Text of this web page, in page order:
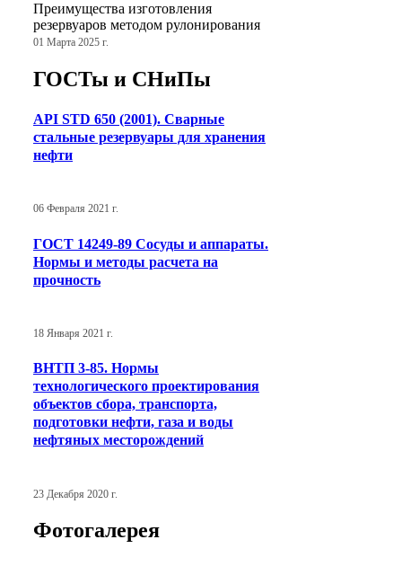
Преимущества изготовления
резервуаров методом рулонирования
01 Марта 2025 г.
ГОСТы и СНиПы
API STD 650 (2001). Сварные
стальные резервуары для хранения
нефти
06 Февраля 2021 г.
ГОСТ 14249-89 Сосуды и аппараты.
Нормы и методы расчета на
прочность
18 Января 2021 г.
ВНТП 3-85. Нормы
технологического проектирования
объектов сбора, транспорта,
подготовки нефти, газа и воды
нефтяных месторождений
23 Декабря 2020 г.
Фотогалерея